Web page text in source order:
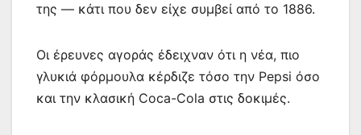
της — κάτι που δεν είχε συμβεί από το 1886.
Οι έρευνες αγοράς έδειχναν ότι η νέα, πιο
γλυκιά φόρμουλα κέρδιζε τόσο την Pepsi όσο
και την κλασική Coca-Cola στις δοκιμές.